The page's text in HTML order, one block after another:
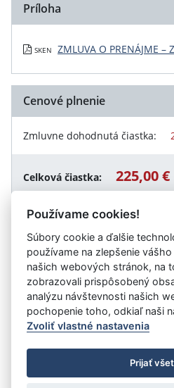
Príloha
SKEN ZMLUVA O PRENÁJME –
Cenové plnenie
Zmluvne dohodnutá čiastka:
Celková čiastka: 225,00 €
Návrat späť
Vystavil:Správa majetku
Úrad vlády SR
- Všetky práva
Prehlásenie o prístupnosti
Nastavenia cookies
Používame cookies!
Súbory cookie a ďalšie
používame na zlepšenie
našich webových stránok, na
zobrazovali prispôsobený
analýzu návštevnosti našich
pochopenie toho, odkiaľ naši
Zvoliť vlastné nastavenia
Prijať